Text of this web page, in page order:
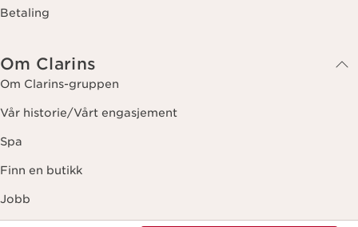
Betaling
Om Clarins
Om Clarins-gruppen
Vår historie/Vårt engasjement
Spa
Finn en butikk
Jobb